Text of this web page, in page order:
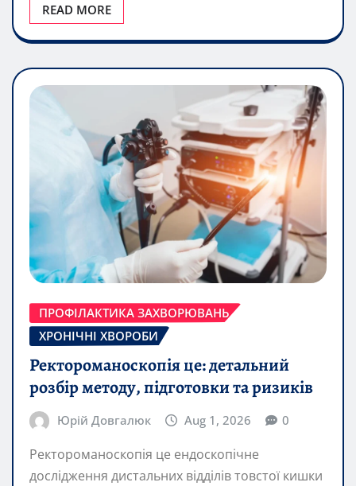
READ MORE
ПРОФІЛАКТИКА ЗАХВОРЮВАНЬ
ХРОНІЧНІ ХВОРОБИ
Ректороманоскопія це: детальний
розбір методу, підготовки та ризиків
Юрій Довгалюк Aug 1, 2026 0
Ректороманоскопія це ендоскопічне
дослідження дистальних відділів товстої кишки